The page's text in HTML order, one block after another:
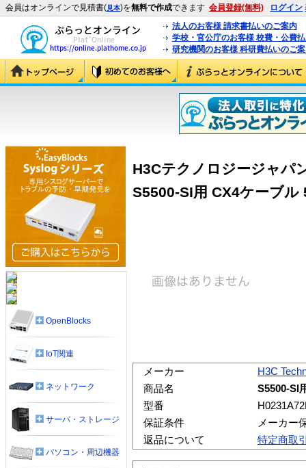
会員はオンラインで見積書(見本)を無料で作成できます 会員登録(無料) ログイン
法人のお客様 請求書払いのご案内
学校・官公庁のお客様 校費・公費
研究機関のお客様 科研費払いのご
H3Cテクノロジージャパ
S5500-SI用 CX4ケーブ
メーカー
H3C
商品名
S5500-SI
型番
保証条件
メーカー
返品について
特定商取
OpenBlocks
IoT関連
ネットワーク
サーバ・ストレージ
パソコン・周辺機器